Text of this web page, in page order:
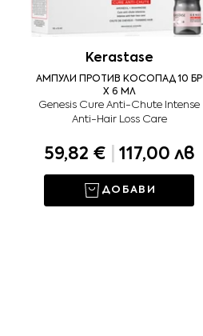
Kerastase
АМПУЛИ ПРОТИВ КОСОПАД 10 БР
X 6 МЛ
Genesis Cure Anti-Chute Intense
Anti-Hair Loss Care
59,82 € 117,00 лв
ДОБАВИ